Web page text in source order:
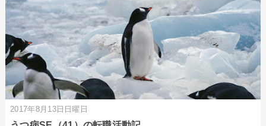
2017年8月13日日曜日